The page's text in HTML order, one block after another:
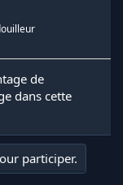
de
dans cette
participer.